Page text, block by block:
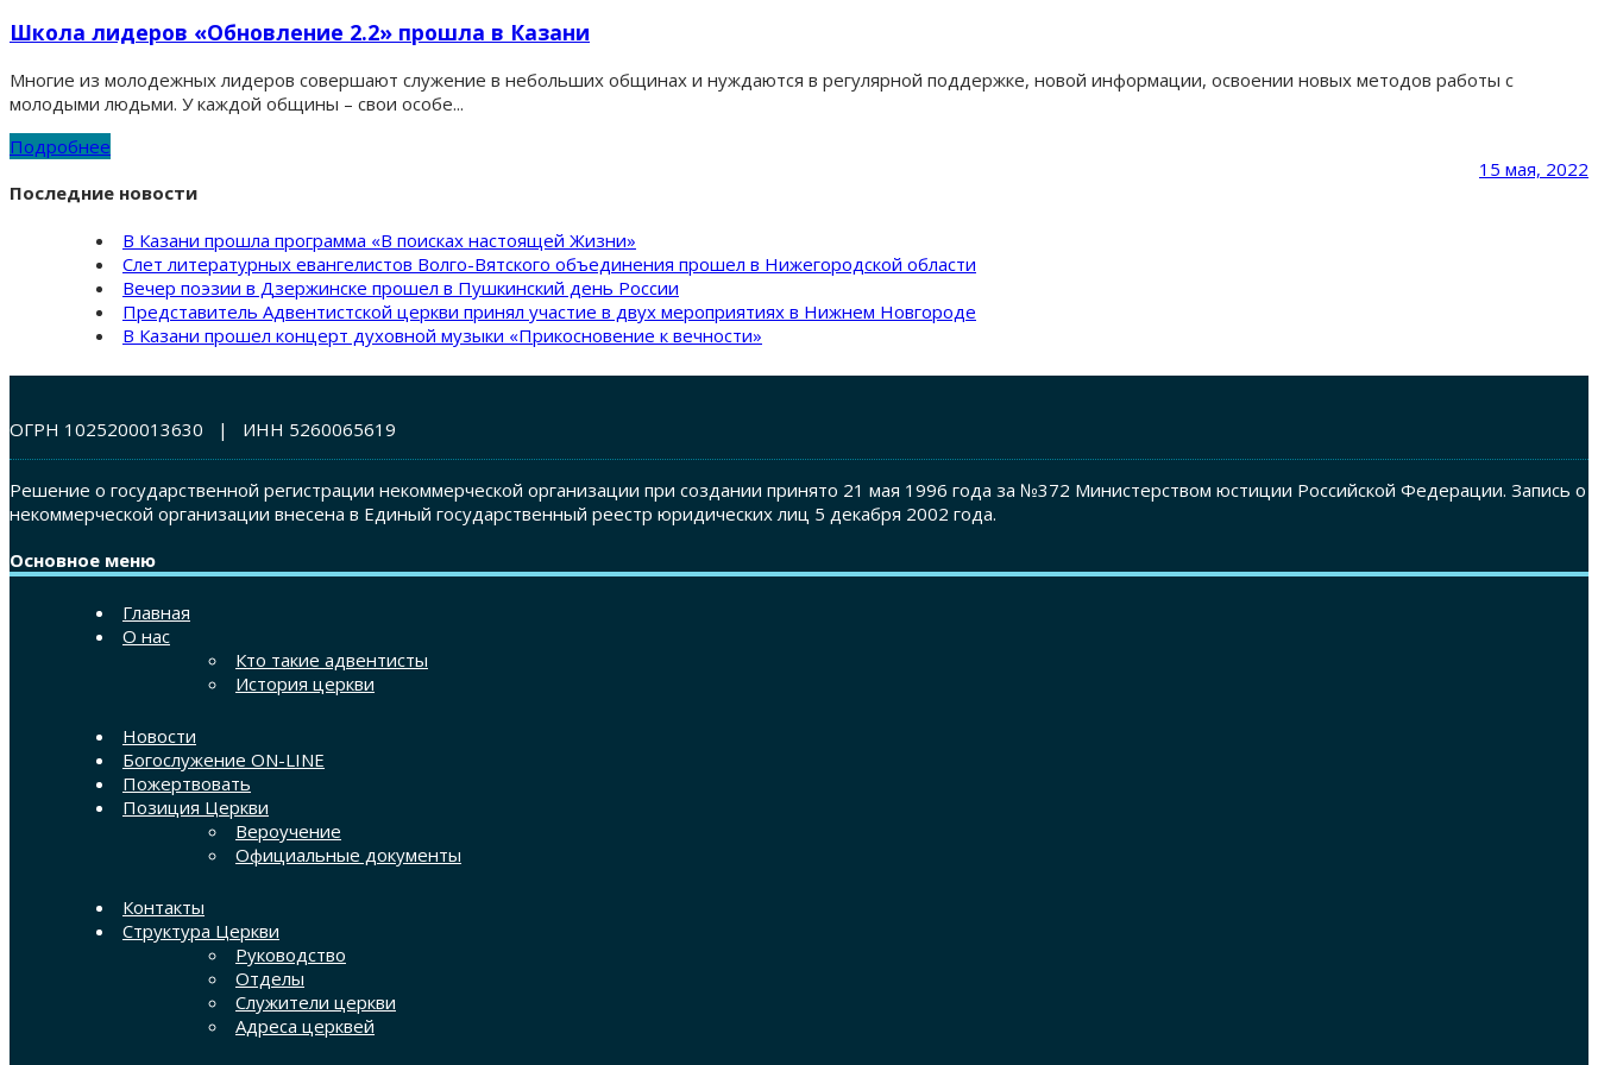
Школа лидеров «Обновление 2.2» прошла в Казани
Многие из молодежных лидеров совершают служение в небольших общинах и нуждаются в регулярной поддержке, новой информации, освоении новых методов работы с
молодыми людьми. У каждой общины – свои особе...
Подробнее
15 мая, 2022
Последние новости
В Казани прошла программа «В поисках настоящей Жизни»
Слет литературных евангелистов Волго-Вятского объединения прошел в Нижегородской области
Вечер поэзии в Дзержинске прошел в Пушкинский день России
Представитель Адвентистской церкви принял участие в двух мероприятиях в Нижнем Новгороде
В Казани прошел концерт духовной музыки «Прикосновение к вечности»
ОГРН 1025200013630 | ИНН 5260065619
Решение о государственной регистрации некоммерческой организации при создании принято 21 мая 1996 года за №372 Министерством юстиции Российской Федерации. Запись о
некоммерческой организации внесена в Единый государственный реестр юридических лиц 5 декабря 2002 года.
Основное меню
Главная
О нас
Кто такие адвентисты
История церкви
Новости
Богослужение ON-LINE
Пожертвовать
Позиция Церкви
Вероучение
Официальные документы
Контакты
Структура Церкви
Руководство
Отделы
Служители церкви
Адреса церквей